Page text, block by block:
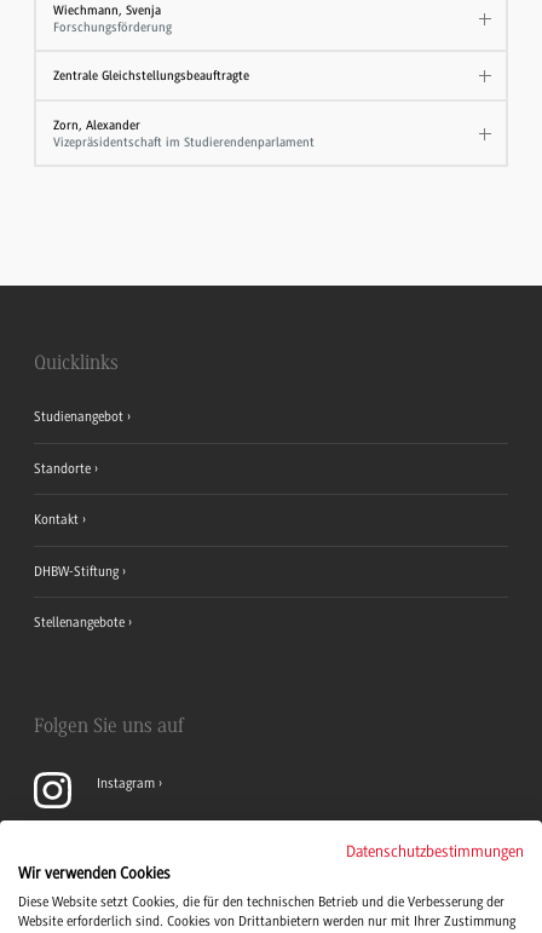
Wiechmann, Svenja
Forschungsförderung
Zentrale Gleichstellungsbeauftragte
Zorn, Alexander
Vizepräsidentschaft im Studierendenparlament
Quicklinks
Studienangebot
Standorte
Kontakt
DHBW-Stiftung
Stellenangebote
Folgen Sie uns auf
Instagram
LinkedIn
Datenschutzbestimmungen
Wir verwenden Cookies
Diese Website setzt Cookies, die für den technischen Betrieb und die Verbesserung der
Website erforderlich sind. Cookies von Drittanbietern werden nur mit Ihrer Zustimmung